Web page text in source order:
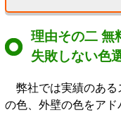
理由その二 無
失敗しない色
弊社では実績のある
の色、外壁の色をア